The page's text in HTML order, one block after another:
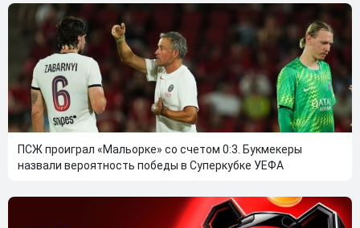
ПСЖ проиграл «Мальорке» со счетом 0:3. Букмекеры
назвали вероятность победы в Суперкубке УЕФА